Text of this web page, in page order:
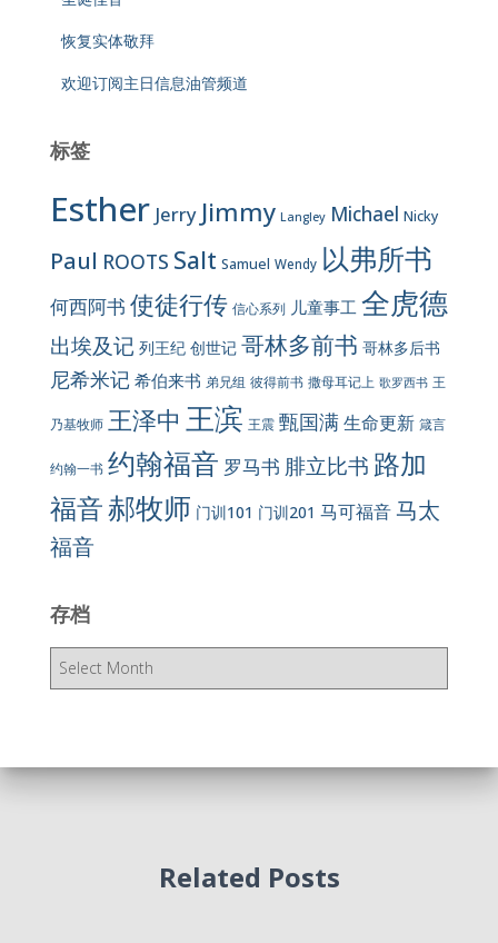
恢复实体敬拜
欢迎订阅主日信息油管频道
标签
Esther Jerry Jimmy Langley Michael Nicky
Paul ROOTS Salt Samuel Wendy 以弗所书
何西阿书 使徒行传 信心系列 儿童事工 全虎德
出埃及记 列王纪 创世记 哥林多前书 哥林多后书
尼希米记 希伯来书 弟兄组 彼得前书 撒母耳记上 歌罗西书 王
乃基牧师 王泽中 王滨 王震 甄国满生命更新 箴言
约翰一书 约翰福音 罗马书 腓立比书 路加
福音郝牧师 门训101 门训201 马可福音马太
福音
存档
存
Related Posts